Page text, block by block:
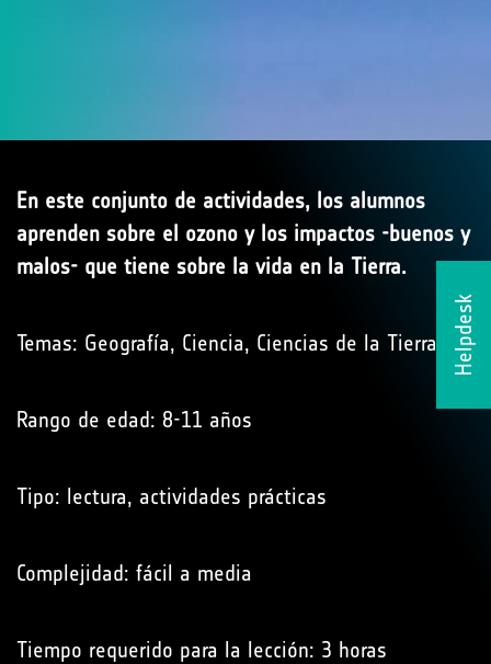
Helpdesk
En este conjunto de actividades, los alumnos
aprenden sobre el ozono y los impactos -buenos y
malos- que tiene sobre la vida en la Tierra.
Temas: Geografía, Ciencia, Ciencias de la Tierra.
Rango de edad: 8-11 años
Tipo: lectura, actividades prácticas
Complejidad: fácil a media
Tiempo requerido para la lección: 3 horas